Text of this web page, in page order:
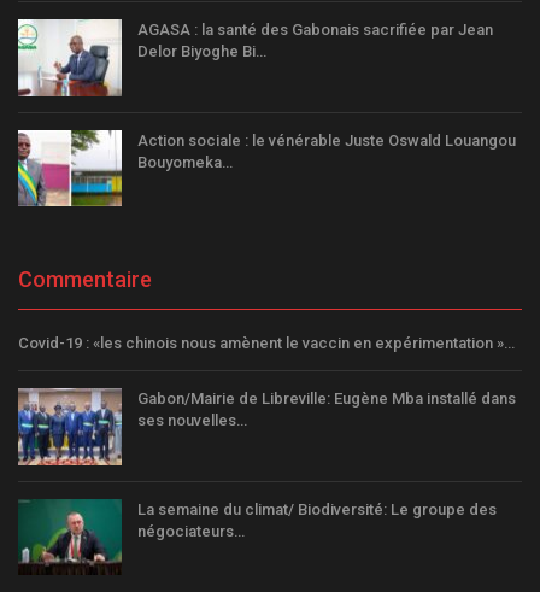
AGASA : la santé des Gabonais sacrifiée par Jean
Delor Biyoghe Bi…
Action sociale : le vénérable Juste Oswald Louangou
Bouyomeka…
Commentaire
Covid-19 : «les chinois nous amènent le vaccin en expérimentation »…
Gabon/Mairie de Libreville: Eugène Mba installé dans
ses nouvelles…
La semaine du climat/ Biodiversité: Le groupe des
négociateurs…